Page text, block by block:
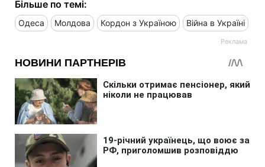
Більше по темі:
Одеса Молдова Кордон з Україною Війна в Україні